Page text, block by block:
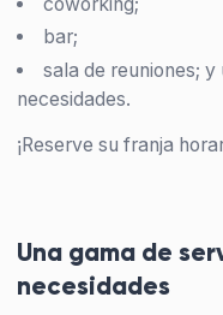
bar;
sala de reuniones; y
necesidades.
¡Reserve su franja
Una gama de
necesidades